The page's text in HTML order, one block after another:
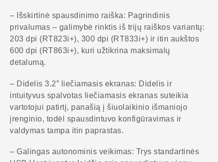
– Išskirtinė spausdinimo raiška: Pagrindinis
privalumas – galimybė rinktis iš trijų raiškos variantų:
203 dpi (RT823i+), 300 dpi (RT833i+) ir itin aukštos
600 dpi (RT863i+), kuri užtikrina maksimalų
detalumą.
– Didelis 3.2” liečiamasis ekranas: Didelis ir
intuityvus spalvotas liečiamasis ekranas suteikia
vartotojui patirtį, panašią į šiuolaikinio išmaniojo
įrenginio, todėl spausdintuvo konfigūravimas ir
valdymas tampa itin paprastas.
– Galingas autonominis veikimas: Trys standartinės